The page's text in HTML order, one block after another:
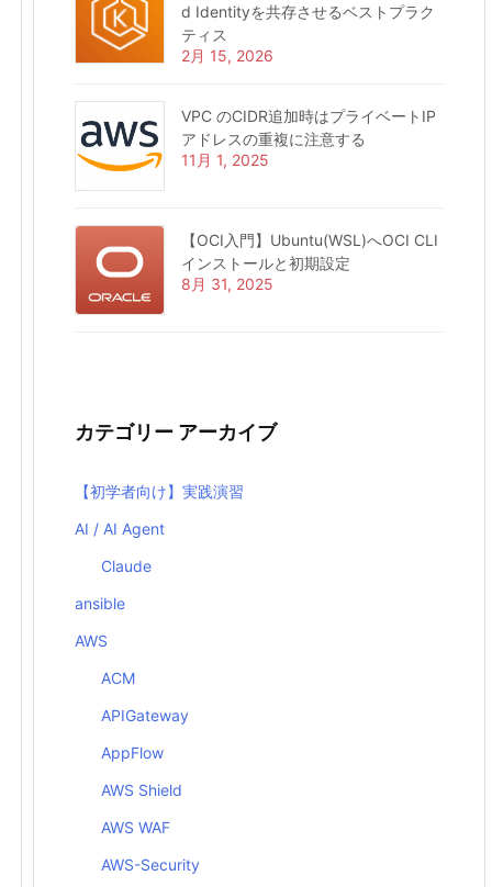
d Identityを共存させるベストプラク
ティス
2月 15, 2026
VPC のCIDR追加時はプライベートIP
アドレスの重複に注意する
11月 1, 2025
【OCI入門】Ubuntu(WSL)へOCI CLI
インストールと初期設定
8月 31, 2025
カテゴリー アーカイブ
【初学者向け】実践演習
AI / AI Agent
Claude
ansible
AWS
ACM
APIGateway
AppFlow
AWS Shield
AWS WAF
AWS-Security